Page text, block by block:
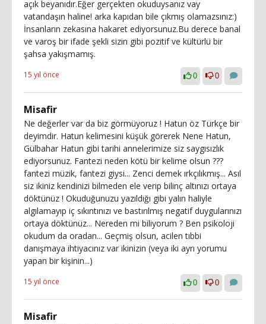
açık beyanıdır.Eğer gerçekten okuduysanız vay
vatandaşın haline! arka kapıdan bile çıkmış olamazsınız:)
İnsanların zekasına hakaret ediyorsunuz.Bu derece banal
ve varoş bir ifade şekli sizin gibi pozitif ve kültürlü bir
şahsa yakışmamış.
15 yıl önce 0 0
Misafir
Ne değerler var da biz görmüyoruz ! Hatun öz Türkçe bir
deyimdir. Hatun kelimesini küşük görerek Nene Hatun,
Gülbahar Hatun gibi tarihi annelerimize siz saygısızlık
ediyorsunuz. Fantezi neden kötü bir kelime olsun ???
fantezi müzik, fantezi giysi... Zenci demek ırkçılıkmış... Asıl
siz ikiniz kendinizi bilmeden ele verip bilinç altınızı ortaya
döktünüz ! Okuduğunuzu yazıldığı gibi yalın haliyle
algılamayıp iç sıkıntınızı ve bastırılmış negatif duygularınızı
ortaya döktünüz... Nereden mi biliyorum ? Ben psikoloji
okudum da oradan... Geçmiş olsun, acilen tıbbi
danışmaya ihtiyacınız var ikinizin (veya iki ayrı yorumu
yapan bir kişinin...)
15 yıl önce 0 0
Misafir